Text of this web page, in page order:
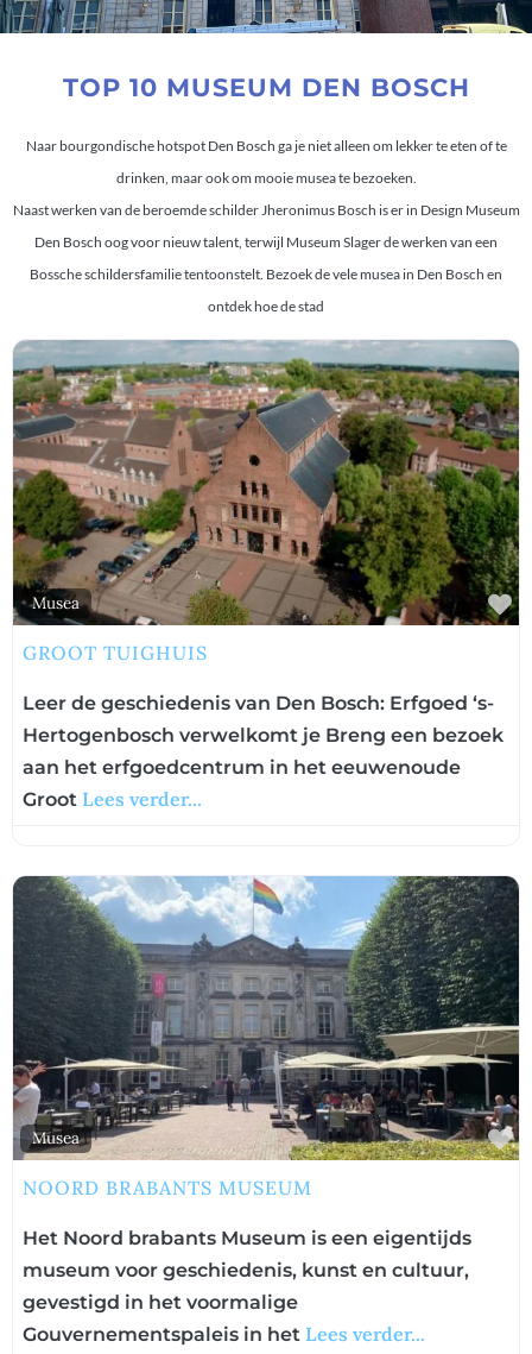
Museum Den
TOP 10 MUSEUM DEN BOSCH
Naar bourgondische hotspot Den Bosch ga je niet alleen om lekker te eten of te
drinken, maar ook om mooie musea te bezoeken.
Naast werken van de beroemde schilder Jheronimus Bosch is er in Design Museum
Den Bosch oog voor nieuw talent, terwijl Museum Slager de werken van een
Bossche schildersfamilie tentoonstelt. Bezoek de vele musea in Den Bosch en
ontdek hoe de stad
Musea
GROOT TUIGHUIS
Leer de geschiedenis van Den Bosch: Erfgoed ‘s-
Hertogenbosch verwelkomt je Breng een bezoek
aan het erfgoedcentrum in het eeuwenoude
Groot Lees verder...
Musea
NOORD BRABANTS MUSEUM
Het Noord brabants Museum is een eigentijds
museum voor geschiedenis, kunst en cultuur,
gevestigd in het voormalige
Gouvernementspaleis in het Lees verder...